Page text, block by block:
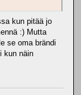
kun pitää jo
:) Mutta
se oma brändi
kun näin